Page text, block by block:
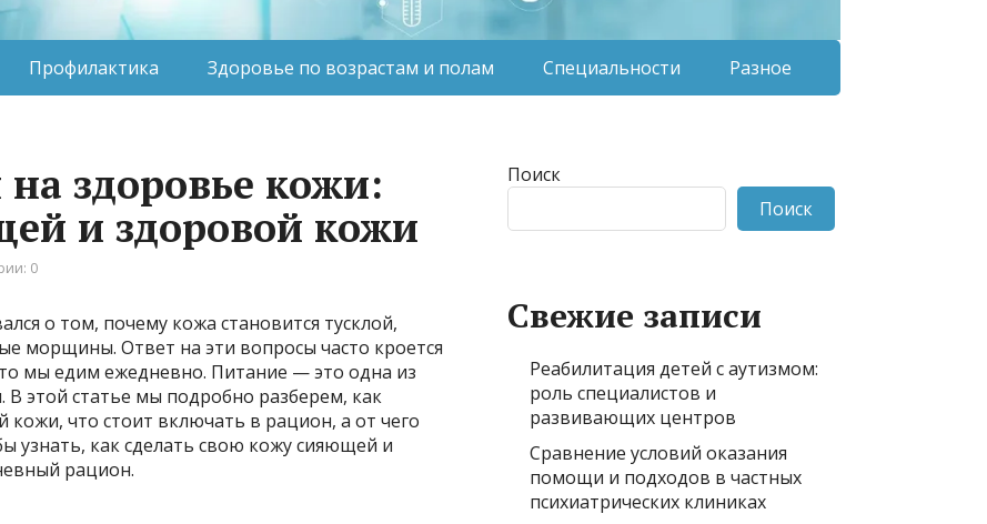
Профилактика Здоровье по возрастам и полам Специальности Разное
здоровье кожи:
и здоровой кожи
0
о том, почему кожа становится тусклой,
морщины. Ответ на эти вопросы часто кроется
мы едим ежедневно. Питание — это одна из
этой статье мы подробно разберем, как
что стоит включать в рацион, а от чего
узнать, как сделать свою кожу сияющей и
рацион.
Поиск
Поиск
Свежие записи
Реабилитация детей с аутизмом:
роль специалистов и
развивающих центров
Сравнение условий оказания
помощи и подходов в частных
психиатрических клиниках